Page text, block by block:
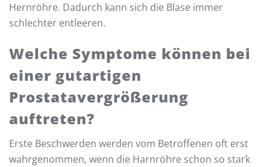
Hernröhre. Dadurch kann sich die Blase immer
schlechter entleeren.
Welche Symptome können bei
einer gutartigen
Prostatavergrößerung
auftreten?
Erste Beschwerden werden vom Betroffenen oft erst
wahrgenommen, wenn die Harnröhre schon so stark